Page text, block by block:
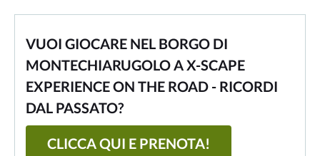
VUOI GIOCARE NEL BORGO DI
MONTECHIARUGOLO A X-SCAPE
EXPERIENCE ON THE ROAD - RICORDI
DAL PASSATO?
CLICCA QUI E PRENOTA!